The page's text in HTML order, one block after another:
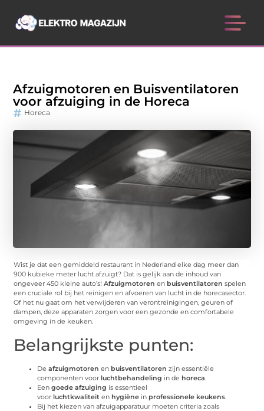
Afzuigmotoren en Buisventilatoren
voor afzuiging in de Horeca
Horeca
Wist je dat een gemiddeld restaurant in Nederland elke dag meer dan
900 kubieke meter lucht afzuigt? Dat is gelijk aan de inhoud van
ongeveer 450 kleine auto’s!Afzuigmotoren en buisventilatoren spelen
een cruciale rol bij het reinigen en afvoeren van lucht in de horecasector.
Of het nu gaat om het verwijderen van verontreinigingen, geuren of
dampen, deze apparaten zorgen voor een gezonde en comfortabele
omgeving in de keuken.
Belangrijkste punten:
Deafzuigmotoren en buisventilatoren zijn essentiële
componenten voor luchtbehandeling in de horeca
Eengoede afzuiging is essentieel
voor luchtkwaliteit en hygiëne in professionele keukens
Bij het kiezen van afzuigapparatuur moeten criteria zoals